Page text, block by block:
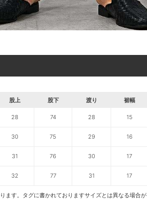
股上 股下 渡り 裾幅
28 74 28 15
30 75 29 16
31 76 30 17
32 77 31 17
ます。タグに書かれておりますサイズとは異なる場合が